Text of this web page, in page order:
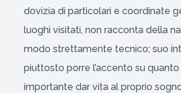
dovizia di particolari e coordinate
luoghi visitati, non racconta della
modo strettamente tecnico; suo
piuttosto porre l’accento su quanto
importante dar vita al proprio